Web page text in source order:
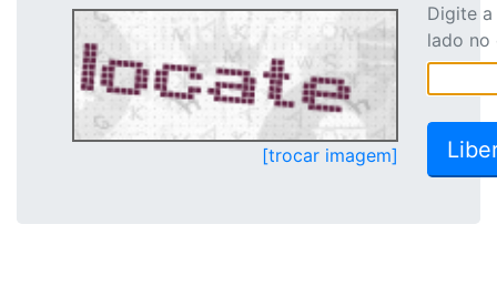
[trocar imagem]
Digite
lado no